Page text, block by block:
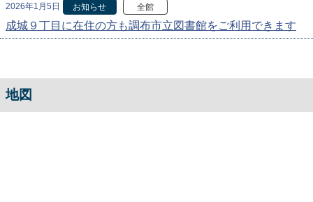
2026年1月5日 お知らせ 全館
成城９丁目に在住の方も調布市立図書館をご利用できます
地図